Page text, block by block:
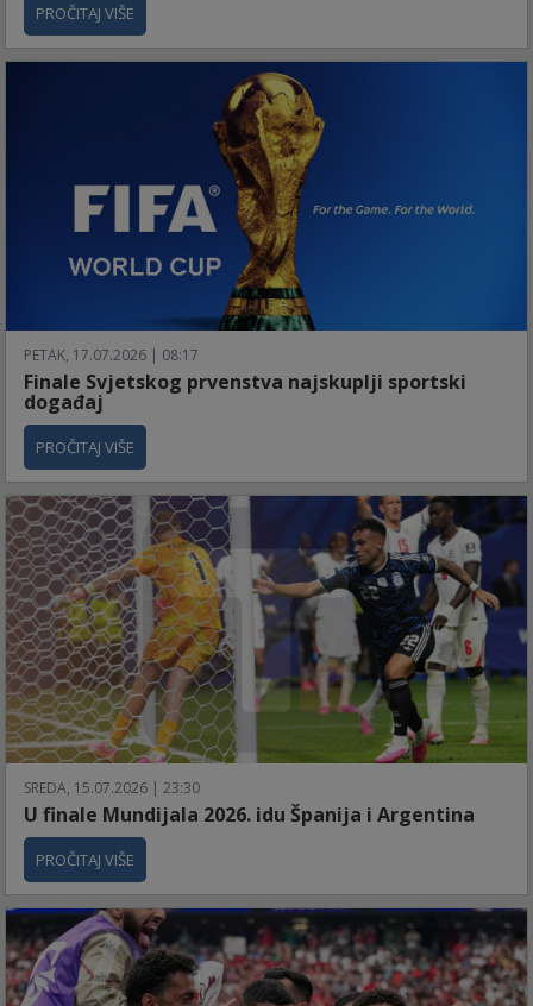
PROČITAJ VIŠE
PETAK, 17.07.2026 | 08:17
Finale Svjetskog prvenstva najskuplji sportski
događaj
PROČITAJ VIŠE
SREDA, 15.07.2026 | 23:30
U finale Mundijala 2026. idu Španija i Argentina
PROČITAJ VIŠE